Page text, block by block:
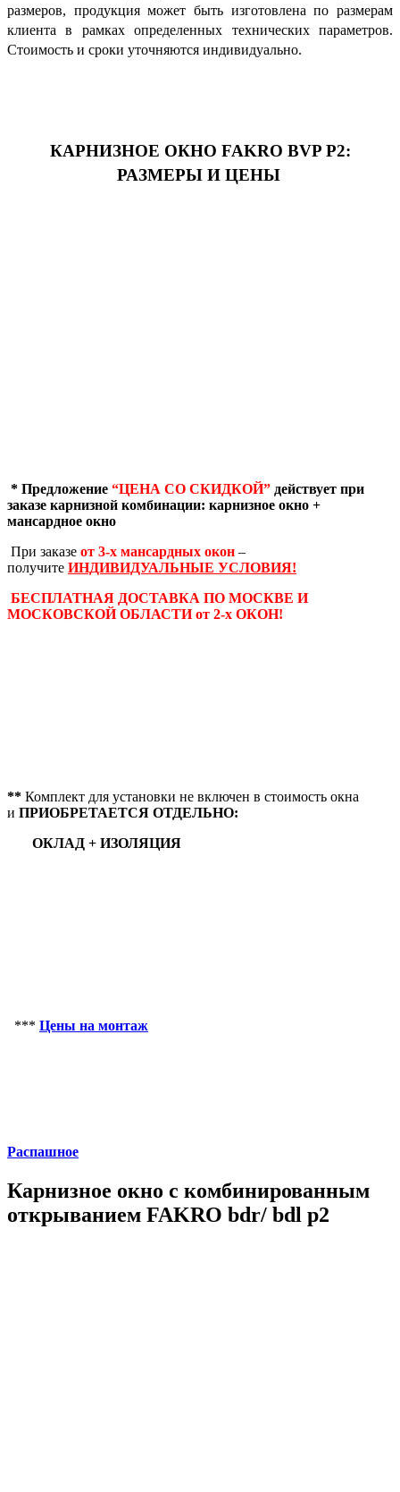
размеров, продукция может быть изготовлена по размерам
клиента в рамках определенных технических параметров.
Стоимость и сроки уточняются индивидуально.
КАРНИЗНОЕ ОКНО FAKRO BVP P2:
РАЗМЕРЫ И ЦЕНЫ
* Предложение “ЦЕНА СО СКИДКОЙ” действует при
заказе карнизной комбинации: карнизное окно +
мансардное окно
При заказе от 3-х мансардных окон –
получите ИНДИВИДУАЛЬНЫЕ УСЛОВИЯ!
БЕСПЛАТНАЯ ДОСТАВКА ПО МОСКВЕ И
МОСКОВСКОЙ ОБЛАСТИ от 2-х ОКОН!
** Комплект для установки не включен в стоимость окна
и ПРИОБРЕТАЕТСЯ ОТДЕЛЬНО:
ОКЛАД + ИЗОЛЯЦИЯ
*** Цены на монтаж
Распашное
Карнизное окно с комбинированным
открыванием FAKRO bdr/ bdl p2